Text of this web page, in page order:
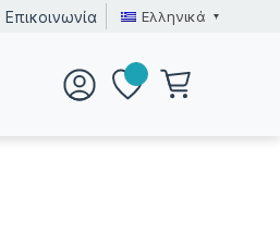
Επικοινωνία Ελληνικά